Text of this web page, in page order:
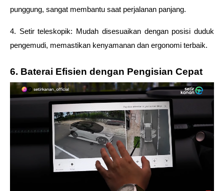
punggung, sangat membantu saat perjalanan panjang.
4. Setir teleskopik: Mudah disesuaikan dengan posisi duduk
pengemudi, memastikan kenyamanan dan ergonomi terbaik.
6. Baterai Efisien dengan Pengisian Cepat